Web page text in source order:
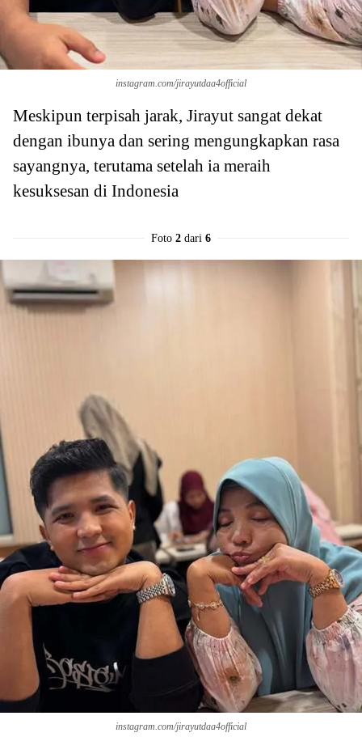
instagram.com/jirayutdaa4official
Meskipun terpisah jarak, Jirayut sangat dekat
dengan ibunya dan sering mengungkapkan rasa
sayangnya, terutama setelah ia meraih
kesuksesan di Indonesia
Foto 2 dari 6
instagram.com/jirayutdaa4official